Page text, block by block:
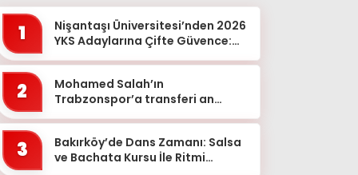
1
Nişantaşı Üniversitesi’nden 2026
YKS Adaylarına Çifte Güvence:
2
Mohamed Salah’ın
Trabzonspor’a transferi an
3
Bakırköy’de Dans Zamanı: Salsa
ve Bachata Kursu İle Ritmi
Aksaray
Amasya
Ankara
Antalya
Ardahan
Artvin